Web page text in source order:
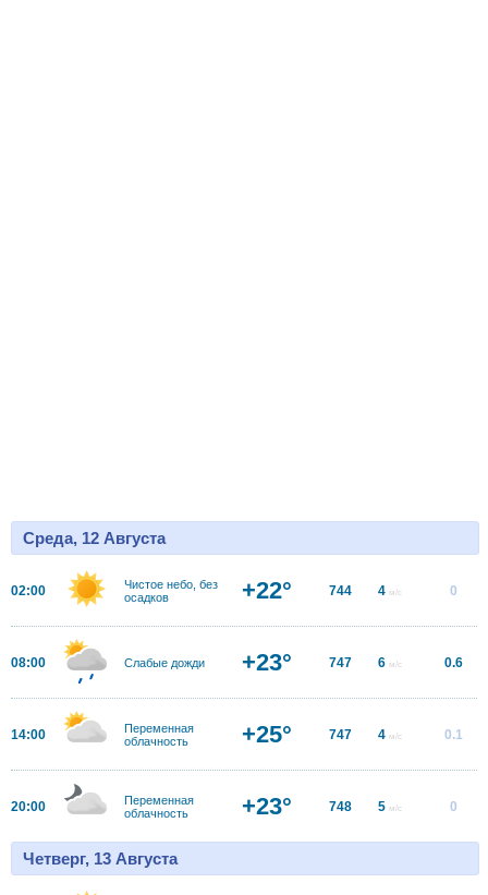
Среда, 12 Августа
02:00
Чистое небо, без
осадков
+22° 744 4 м/с 0
08:00 Слабые дожди +23° 747 6 м/с 0.6
14:00
Переменная
облачность
+25° 747 4 м/с 0.1
20:00
Переменная
облачность
+23° 748 5 м/с 0
Четверг, 13 Августа